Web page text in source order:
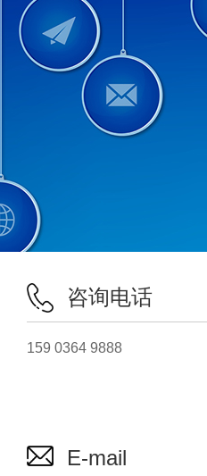
咨询电话
159 0364 9888
E-mail